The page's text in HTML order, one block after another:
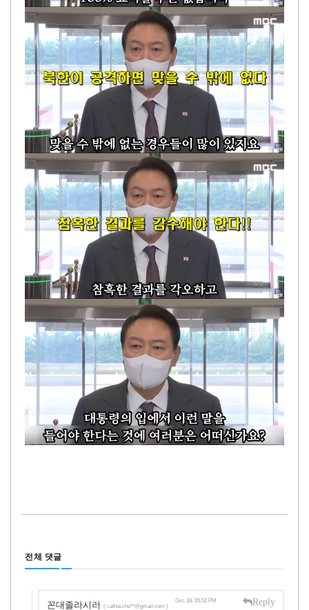
전체 댓글
꼰대졸라시러 ( cathie.che**@gmail.com )
Oct, 18, 05:52 PM Reply